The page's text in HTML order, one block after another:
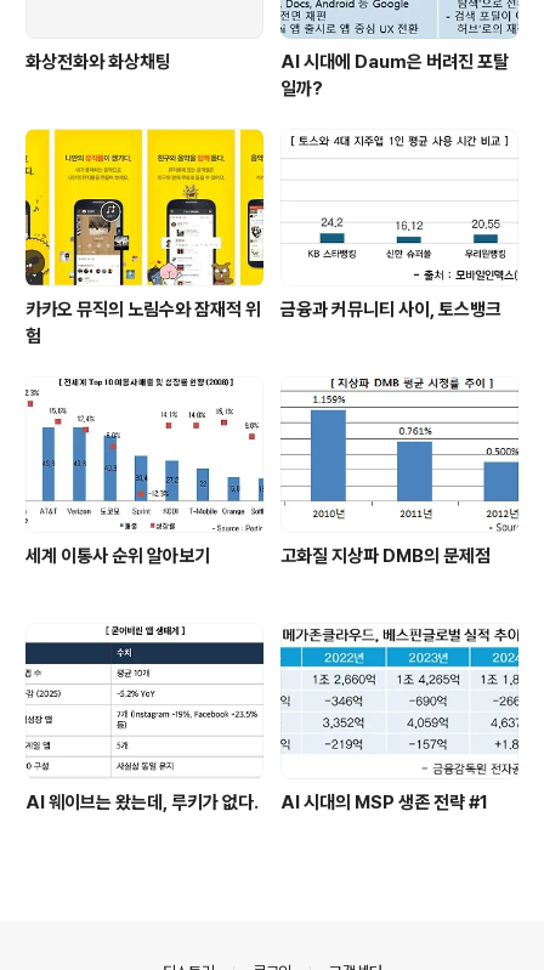
화상전화와 화상채팅
AI 시대에 Daum은 버려진 포탈
일까?
카카오 뮤직의 노림수와 잠재적 위
험
금융과 커뮤니티 사이, 토스뱅크
세계 이통사 순위 알아보기 고화질 지상파 DMB의 문제점
AI 웨이브는 왔는데, 루키가 없다. AI 시대의 MSP 생존 전략 #1